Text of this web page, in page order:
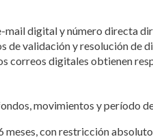
mail digital y número directa
validación y resolución de
correos digitales obtienen
movimientos y período
meses, con restricción